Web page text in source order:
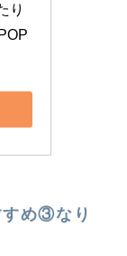
り
すめ③なり